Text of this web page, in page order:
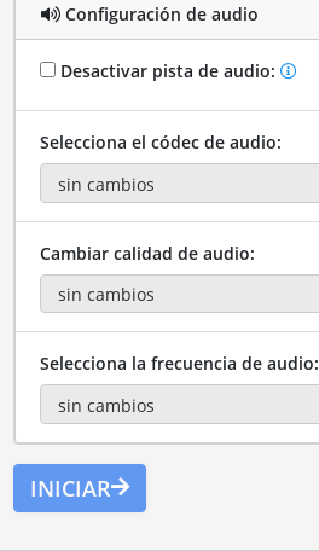
Configuración de audio
Desactivar pista de audio:
Selecciona el códec de audio:
Cambiar calidad de audio:
Selecciona la frecuencia de audio:
INICIAR